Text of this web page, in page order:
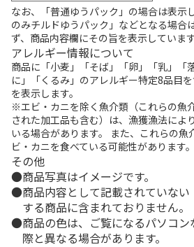
なお、「普通ゆうパック」の場合は表示
のみチルドゆうパック」などとなる場合
ず、商品内容欄にその旨を表示しています
アレルギー情報について
商品に「小麦」「そば」「卵」「乳」「
に」「くるみ」のアレルギー特定8品目
を表示します。
※エビ・カニを除く魚介類（これらの魚
された加工品も含む）は、漁獲漁法によ
いる場合があります。 また、これらの魚
ビ・カニを食べている可能性があります。
その他
商品写真はイメージです。
商品内容として記載されていな
する商品に含まれておりません。
商品の色は、ご覧になるパソコ
際と異なる場合があります。